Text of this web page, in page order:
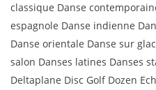
classique Danse
espagnole Danse indienne
Danse orientale Danse sur
salon Danses latines Danses
Deltaplane Disc Golf Dozen